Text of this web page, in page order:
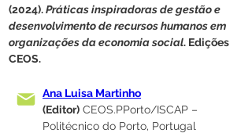
(2024). Práticas inspiradoras de gestão e
desenvolvimento de recursos humanos em
organizações da economia social. Edições
CEOS.
Ana Luisa Martinho
(Editor) CEOS.PPorto/ISCAP –
Politécnico do Porto, Portugal